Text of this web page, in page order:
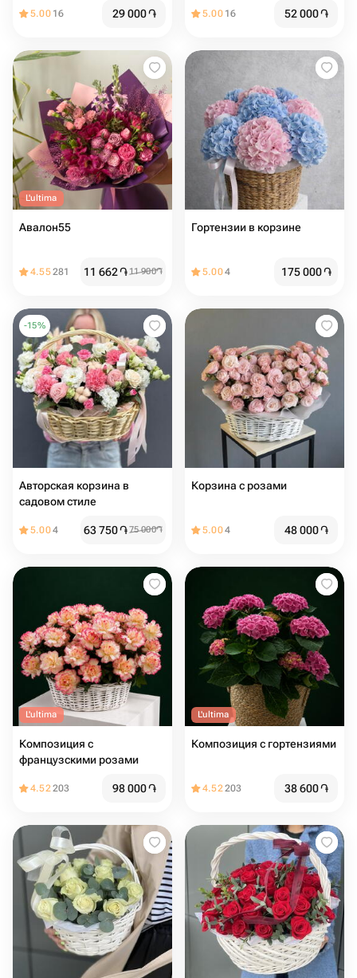
5.00 16 29 000֏ 5.00 16 52 000֏
L'ultima
Авалон55
4.55281 11 662֏11 900֏
Гортензии в корзине
5.004 175 000֏
-15%
Авторская корзина в
садовом стиле
5.004 63 750֏75 000֏
Корзина с розами
5.004 48 000֏
L'ultima
Композиция с
французскими розами
4.52203 98 000֏
L'ultima
Композиция с гортензиями
4.52203 38 600֏